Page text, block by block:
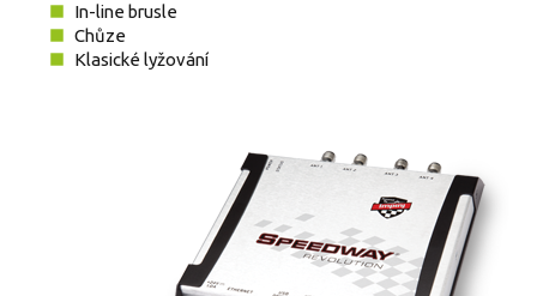
In-line brusle
Chůze
Klasické lyžování